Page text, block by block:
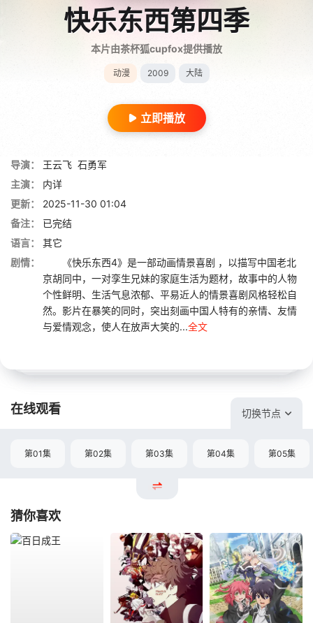
快乐东西第四季
本片由茶杯狐cupfox提供播放
动漫 2009 大陆
立即播放
导演： 王云飞 石勇军
主演：
内详
更新：
2025-11-30 01:04
备注：
已完结
语言：
其它
剧情：
《快乐东西4》是一部动画情景喜剧 ，以描写中国老北
京胡同中，一对孪生兄妹的家庭生活为题材，故事中的人物
个性鲜明、生活气息浓郁、平易近人的情景喜剧风格轻松自
然。影片在暴笑的同时，突出刻画中国人特有的亲情、友情
与爱情观念，使人在放声大笑的...全文
在线观看 切换节点
第01集 第02集 第03集 第04集 第05集
猜你喜欢